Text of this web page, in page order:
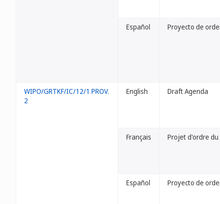
Español Proyecto de
WIPO/GRTKF/IC/12/1 PROV.
2
English Draft Agenda
Français Projet d'ordre
Español Proyecto de